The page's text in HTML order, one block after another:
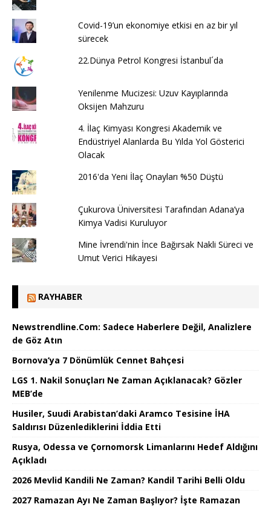
Covid-19’un ekonomiye etkisi en az bir yıl
sürecek
22.Dünya Petrol Kongresi İstanbul´da
Yenilenme Mucizesi: Uzuv Kayıplarında
Oksijen Mahzuru
4. İlaç Kimyası Kongresi Akademik ve
Endüstriyel Alanlarda Bu Yılda Yol Gösterici
Olacak
2016'da Yeni İlaç Onayları %50 Düştü
Çukurova Üniversitesi Tarafından Adana’ya
Kimya Vadisi Kuruluyor
Mine İvrendi'nin İnce Bağırsak Nakli Süreci ve
Umut Verici Hikayesi
RAYHABER
Newstrendline.Com: Sadece Haberlere Değil, Analizlere
de Göz Atın
Bornova’ya 7 Dönümlük Cennet Bahçesi
LGS 1. Nakil Sonuçları Ne Zaman Açıklanacak? Gözler
MEB’de
Husiler, Suudi Arabistan’daki Aramco Tesisine İHA
Saldırısı Düzenlediklerini İddia Etti
Rusya, Odessa ve Çornomorsk Limanlarını Hedef Aldığını
Açıkladı
2026 Mevlid Kandili Ne Zaman? Kandil Tarihi Belli Oldu
2027 Ramazan Ayı Ne Zaman Başlıyor? İşte Ramazan